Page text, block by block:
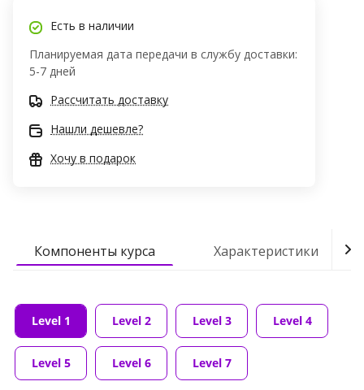
Есть в наличии
Планируемая дата передачи в службу доставки:
5-7 дней
Рассчитать доставку
Нашли дешевле?
Хочу в подарок
Компоненты курса Характеристики
Level 1 Level 2 Level 3 Level 4
Level 5 Level 6 Level 7